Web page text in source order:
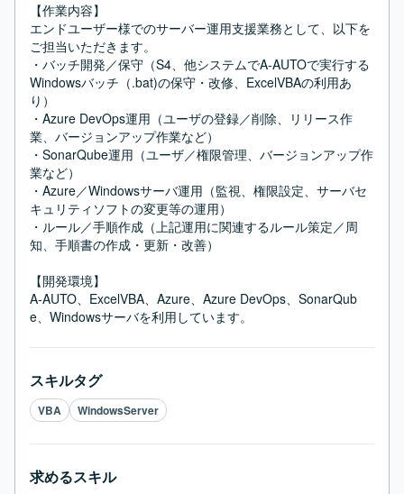
【作業内容】
エンドユーザー様でのサーバー運用支援業務として、以下を
ご担当いただきます。
・バッチ開発／保守（S4、他システムでA-AUTOで実行する
Windowsバッチ（.bat)の保守・改修、ExcelVBAの利用あ
り）
・Azure DevOps運用（ユーザの登録／削除、リリース作
業、バージョンアップ作業など）
・SonarQube運用（ユーザ／権限管理、バージョンアップ作
業など）
・Azure／Windowsサーバ運用（監視、権限設定、サーバセ
キュリティソフトの変更等の運用）
・ルール／手順作成（上記運用に関連するルール策定／周
知、手順書の作成・更新・改善）
【開発環境】
A-AUTO、ExcelVBA、Azure、Azure DevOps、SonarQub
e、Windowsサーバを利用しています。
スキルタグ
VBA WindowsServer
求めるスキル